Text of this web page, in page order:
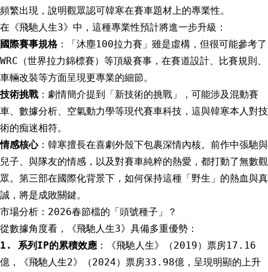
頻繁出現，說明觀眾認可韓寒在賽車題材上的專業性。
在《飛馳人生3》中，這種專業性預計將進一步升級：
國際賽事規格：「沐塵100拉力賽」雖是虛構，但很可能參考了
WRC（世界拉力錦標賽）等頂級賽事，在賽道設計、比賽規則、
車輛改裝等方面呈現更專業的細節。
技術挑戰：劇情簡介提到「新技術的挑戰」，可能涉及混動賽
車、數據分析、空氣動力學等現代賽車科技，這與韓寒本人對技
術的痴迷相符。
情感核心：韓寒擅長在喜劇外殼下包裹深情內核。前作中張馳與
兒子、與隊友的情感，以及對賽車純粹的熱愛，都打動了無數觀
眾。第三部在國際化背景下，如何保持這種「野生」的熱血與真
誠，將是成敗關鍵。
市場分析：2026春節檔的「頭號種子」？
從數據角度看，《飛馳人生3》具備多重優勢：
1. 系列IP的累積效應 ：《飛馳人生》（2019）票房17.16
億，《飛馳人生2》（2024）票房33.98億，呈現明顯的上升